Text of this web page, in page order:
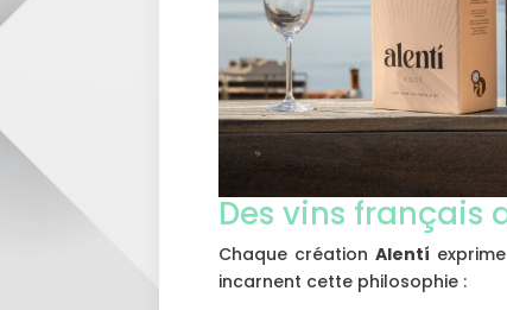
Des vins français
Chaque créationAlentí
incarnent cette philosophie :